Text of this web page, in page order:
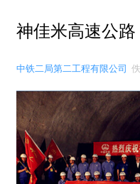
神佳米高速公路
中铁二局第二工程有限公司